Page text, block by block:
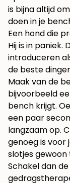
is bijna altijd
doen in je
Een hond die
Hij is in paniek.
introduceren
de beste
Maak van de
bijvoorbeeld
bench krijgt.
een paar
langzaam op.
genoeg is voor
slotjes
Schakel dan